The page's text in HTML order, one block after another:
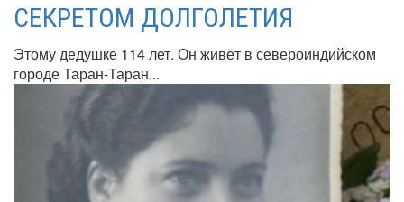
СЕКРЕТОМ ДОЛГОЛЕТИЯ
Этому дедушке 114 лет. Он живёт в североиндийском
городе Таран-Таран...